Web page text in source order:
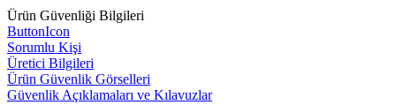
Ürün Güvenliği Bilgileri
ButtonIcon
Sorumlu Kişi
Üretici Bilgileri
Ürün Güvenlik Görselleri
Güvenlik Açıklamaları ve Kılavuzlar